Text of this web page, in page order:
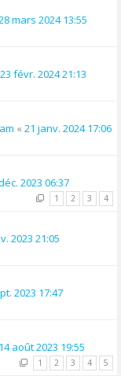
mars 2024 13:55
23 févr. 2024 21:13
« 21 janv. 2024 17:06
2023 06:37
1 2 3 4
2023 21:05
2023 17:47
14 août 2023 19:55
1 2 3 4 5